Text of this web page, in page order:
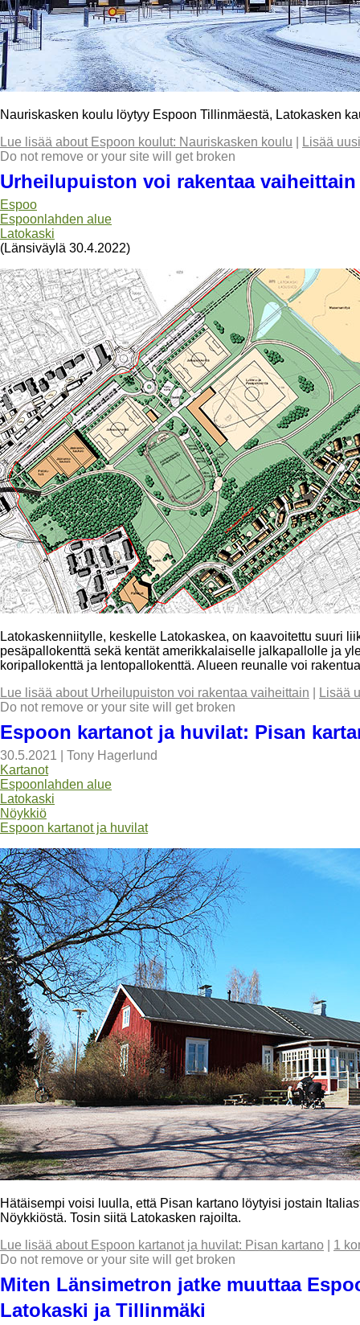
Nauriskasken koulu löytyy Espoon Tillinmäestä, Latokasken
Lue lisää about Espoon koulut: Nauriskasken koulu
Lisää
Do not remove or your site will get broken
Urheilupuiston voi rakentaa vaiheittain
Espoo
Espoonlahden alue
Latokaski
(Länsiväylä 30.4.2022)
Latokaskenniitylle, keskelle Latokaskea, on kaavoitettu suuri
pesäpallokenttä sekä kentät amerikkalaiselle jalkapallolle ja
koripallokenttä ja lentopallokenttä. Alueen reunalle voi
Lue lisää about Urheilupuiston voi rakentaa vaiheittain
Lisää
Do not remove or your site will get broken
Espoon kartanot ja huvilat: Pisan
30.5.2021
Tony Hagerlund
Kartanot
Espoonlahden alue
Latokaski
Nöykkiö
Espoon kartanot ja huvilat
Hätäisempi voisi luulla, että Pisan kartano löytyisi jostain
Nöykkiöstä. Tosin siitä Latokasken rajoilta.
Lue lisää about Espoon kartanot ja huvilat: Pisan kartano
1
Do not remove or your site will get broken
Miten Länsimetron jatke muuttaa
Latokaski ja Tillinmäki